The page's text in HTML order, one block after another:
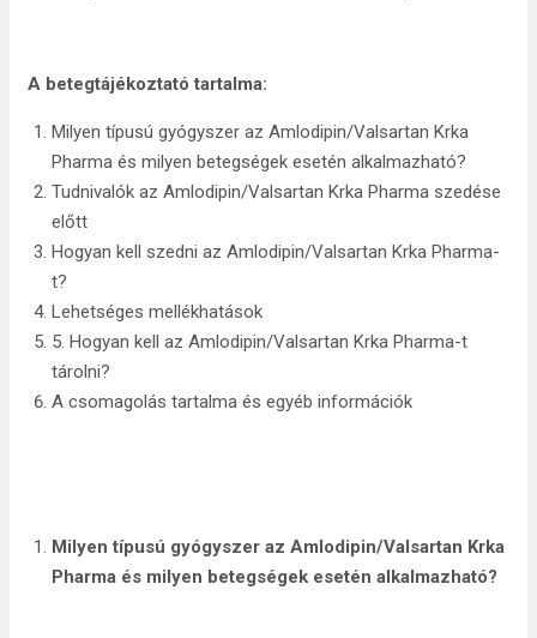
A betegtájékoztató tartalma:
Milyen típusú gyógyszer az Amlodipin/Valsartan Krka
Pharma és milyen betegségek esetén alkalmazható?
Tudnivalók az Amlodipin/Valsartan Krka Pharma szedése
előtt
Hogyan kell szedni az Amlodipin/Valsartan Krka Pharma-
t?
Lehetséges mellékhatások
5. Hogyan kell az Amlodipin/Valsartan Krka Pharma-t
tárolni?
A csomagolás tartalma és egyéb információk
Milyen típusú gyógyszer az Amlodipin/Valsartan Krka
Pharma és milyen betegségek esetén alkalmazható?